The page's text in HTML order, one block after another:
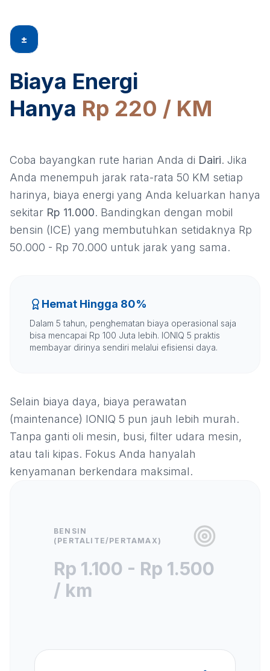
±
Biaya Energi
Hanya Rp 220 / KM
Coba bayangkan rute harian Anda di Dairi. Jika
Anda menempuh jarak rata-rata 50 KM setiap
harinya, biaya energi yang Anda keluarkan hanya
sekitar Rp 11.000. Bandingkan dengan mobil
bensin (ICE) yang membutuhkan setidaknya Rp
50.000 - Rp 70.000 untuk jarak yang sama.
Hemat Hingga 80%
Dalam 5 tahun, penghematan biaya operasional saja
bisa mencapai Rp 100 Juta lebih. IONIQ 5 praktis
membayar dirinya sendiri melalui efisiensi daya.
Selain biaya daya, biaya perawatan
(maintenance) IONIQ 5 pun jauh lebih murah.
Tanpa ganti oli mesin, busi, filter udara mesin,
atau tali kipas. Fokus Anda hanyalah
kenyamanan berkendara maksimal.
BENSIN
(PERTALITE/PERTAMAX)
Rp 1.100 - Rp 1.500
/ km